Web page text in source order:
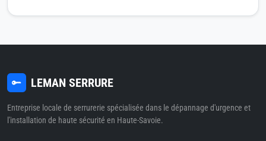
LEMAN SERRURE
Entreprise locale de serrurerie spécialisée dans le dépannage d'urgence et
l'installation de haute sécurité en Haute-Savoie.